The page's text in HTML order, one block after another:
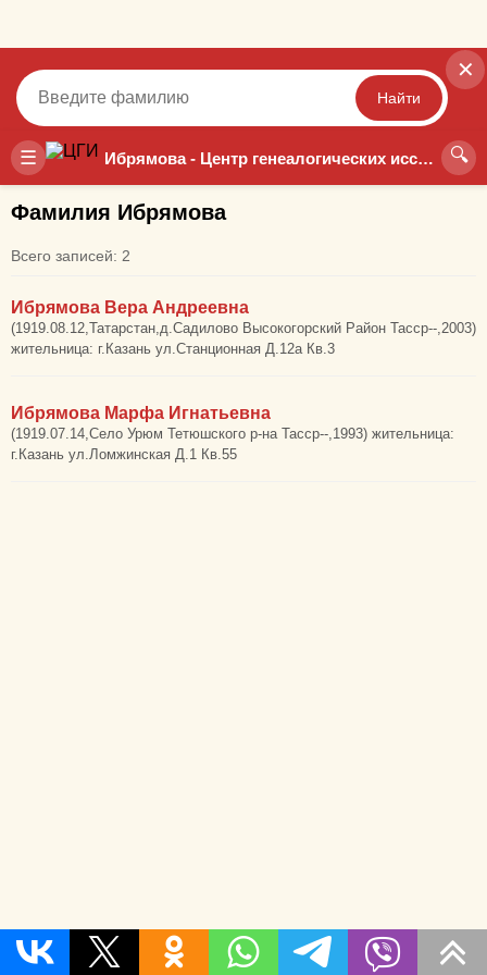
☰ Ибрямова - Центр генеалогических исследований 🔍
✕
Найти
Точный Неточный
Фамилия Ибрямова
Всего записей: 2
Ибрямова Вера Андреевна
(1919.08.12,Татарстан,д.Садилово Высокогорский Район Тасср--,2003)
жительница: г.Казань ул.Станционная Д.12а Кв.3
Ибрямова Марфа Игнатьевна
(1919.07.14,Село Урюм Тетюшского р-на Тасср--,1993) жительница:
г.Казань ул.Ломжинская Д.1 Кв.55